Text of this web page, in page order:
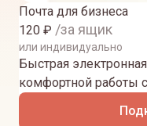
Почта для бизнеса
120 ₽ /за ящик
или индивидуально
Быстрая
комфортной работы